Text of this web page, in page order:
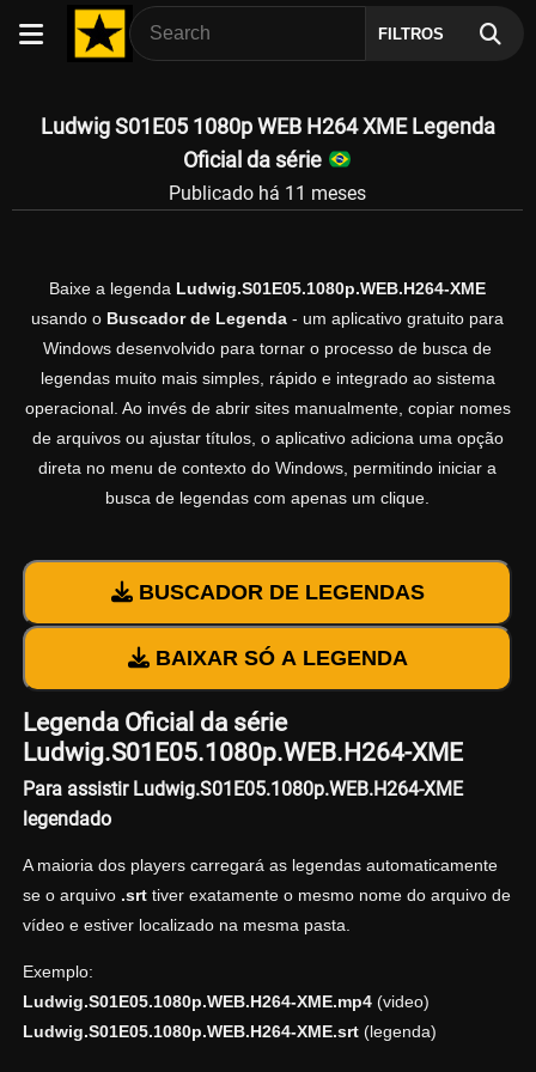
FILTROS
Ludwig S01E05 1080p WEB H264 XME Legenda
Oficial da série
Publicado há 11 meses
Baixe a legenda Ludwig.S01E05.1080p.WEB.H264-XME
usando o Buscador de Legenda - um aplicativo gratuito para
Windows desenvolvido para tornar o processo de busca de
legendas muito mais simples, rápido e integrado ao sistema
operacional. Ao invés de abrir sites manualmente, copiar nomes
de arquivos ou ajustar títulos, o aplicativo adiciona uma opção
direta no menu de contexto do Windows, permitindo iniciar a
busca de legendas com apenas um clique.
BUSCADOR DE LEGENDAS
BAIXAR SÓ A LEGENDA
Legenda Oficial da série
Ludwig.S01E05.1080p.WEB.H264-XME
Para assistir Ludwig.S01E05.1080p.WEB.H264-XME
legendado
A maioria dos players carregará as legendas automaticamente
se o arquivo .srttiver exatamente o mesmo nome do arquivo de
vídeo e estiver localizado na mesma pasta.
Exemplo:
Ludwig.S01E05.1080p.WEB.H264-XME.mp4(video)
Ludwig.S01E05.1080p.WEB.H264-XME.srt(legenda)